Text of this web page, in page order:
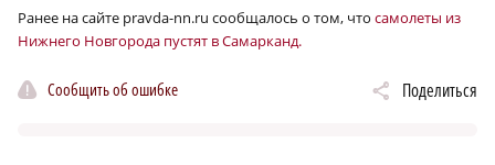
Ранее на сайте pravda-nn.ru сообщалось о том, что самолеты из
Нижнего Новгорода пустят в Самарканд.
Сообщить об ошибке Поделиться